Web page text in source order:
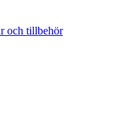
och tillbehör